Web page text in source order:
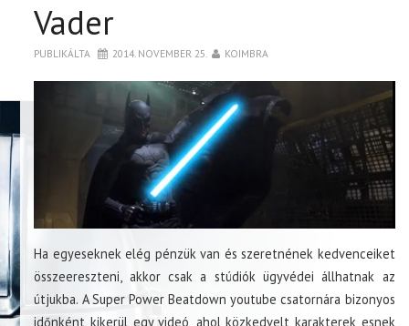
Vader
PUBLIKÁLTA 2014. NOVEMBER 25. KOIMBRA
Ha egyeseknek elég pénzük van és szeretnének kedvenceiket
összeereszteni, akkor csak a stúdiók ügyvédei állhatnak az
útjukba. A Super Power Beatdown youtube csatornára bizonyos
időnként kikerül egy videó, ahol közkedvelt karakterek esnek